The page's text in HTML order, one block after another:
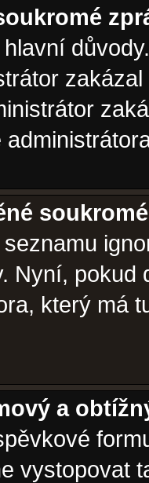
Nyní, pokud
který má
a
vystopovat